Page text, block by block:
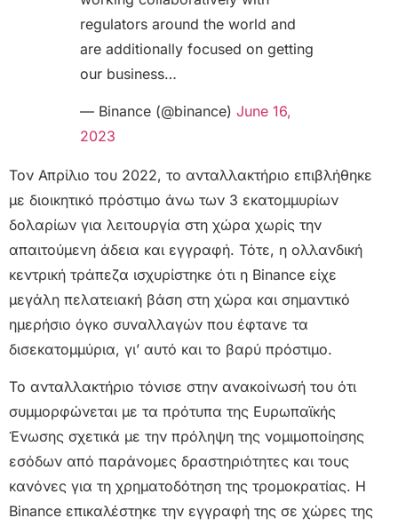
regulators around the world and
are additionally focused on getting
our business…
— Binance (@binance) June 16,
2023
Τον Απρίλιο του 2022, το ανταλλακτήριο επιβλήθηκε
με διοικητικό πρόστιμο άνω των 3 εκατομμυρίων
δολαρίων για λειτουργία στη χώρα χωρίς την
απαιτούμενη άδεια και εγγραφή. Τότε, η ολλανδική
κεντρική τράπεζα ισχυρίστηκε ότι η Binance είχε
μεγάλη πελατειακή βάση στη χώρα και σημαντικό
ημερήσιο όγκο συναλλαγών που έφτανε τα
δισεκατομμύρια, γι’ αυτό και το βαρύ πρόστιμο.
Το ανταλλακτήριο τόνισε στην ανακοίνωσή του ότι
συμμορφώνεται με τα πρότυπα της Ευρωπαϊκής
Ένωσης σχετικά με την πρόληψη της νομιμοποίησης
εσόδων από παράνομες δραστηριότητες και τους
κανόνες για τη χρηματοδότηση της τρομοκρατίας. Η
Binance επικαλέστηκε την εγγραφή της σε χώρες της